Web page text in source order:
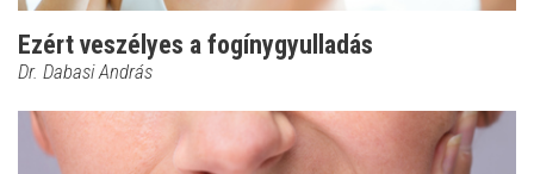
Ezért veszélyes a fogínygyulladás
Dr. Dabasi András